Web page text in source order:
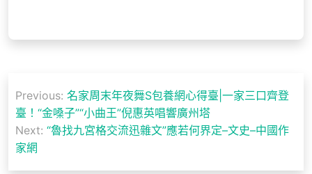
章
導
覽
Previous: 名家周末年夜舞S包養網心得臺|一家三口齊登
臺！“金嗓子”“小曲王”倪惠英唱響廣州塔
Next: “魯找九宮格交流迅雜文”應若何界定–文史–中國作
家網